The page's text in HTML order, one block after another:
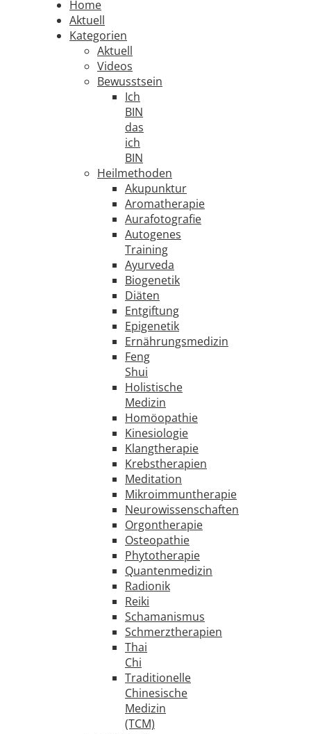
Home
Aktuell
Kategorien
Aktuell
Videos
Bewusstsein
Ich
BIN
das
ich
BIN
Heilmethoden
Akupunktur
Aromatherapie
Aurafotografie
Autogenes
Training
Ayurveda
Biogenetik
Diäten
Entgiftung
Epigenetik
Ernährungsmedizin
Feng
Shui
Holistische
Medizin
Homöopathie
Kinesiologie
Klangtherapie
Krebstherapien
Meditation
Mikroimmuntherapie
Neurowissenschaften
Orgontherapie
Osteopathie
Phytotherapie
Quantenmedizin
Radionik
Reiki
Schamanismus
Schmerztherapien
Thai
Chi
Traditionelle
Chinesische
Medizin
(TCM)